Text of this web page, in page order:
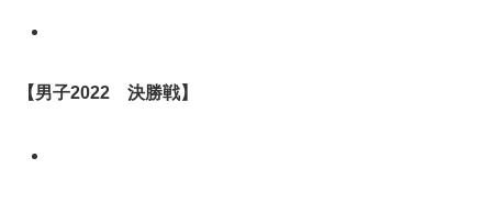
【男子2022 決勝戦】